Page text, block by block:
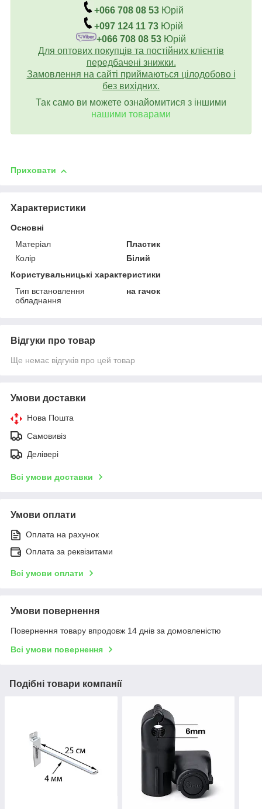
+066 708 08 53Юрій
+097 124 11 73 Юрій
+066 708 08 53 Юрій
Для оптових покупців та постійних клієнтів
передбачені знижки.
Замовлення на сайті приймаються цілодобово і
без вихідних.
Так само ви можете ознайомитися з іншими
нашими товарами
Приховати
Характеристики
Основні
Матеріал
Пластик
Колір
Білий
Користувальницькі характеристики
Тип встановлення
обладнання
на гачок
Відгуки про товар
Ще немає відгуків про цей товар
Умови доставки
Нова Пошта
Самовивіз
Делівері
Всі умови доставки
Умови оплати
Оплата на рахунок
Оплата за реквізитами
Всі умови оплати
Умови повернення
Повернення товару впродовж 14 днів за домовленістю
Всі умови повернення
Подібні товари компанії